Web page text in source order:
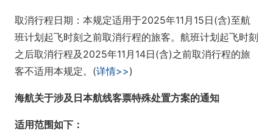
取消行程日期：本规定适用于2025年11月15日(含)至航
班计划起飞时刻之前取消行程的旅客。航班计划起飞时刻
之后取消行程及2025年11月14日(含)之前取消行程的旅
客不适用本规定。(详情>>)
海航关于涉及日本航线客票特殊处置方案的通知
适用范围如下：